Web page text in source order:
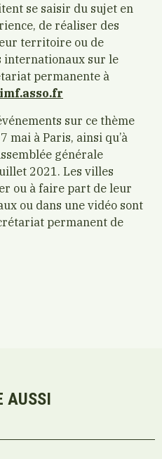
se saisir du sujet en
de réaliser des
territoire ou de
internationaux sur le
permanente à
sur ce thème
mai à Paris, ainsi qu’à
générale
2021. Les villes
ou à faire part de leur
ou dans une vidéo sont
permanent de
AUSSI